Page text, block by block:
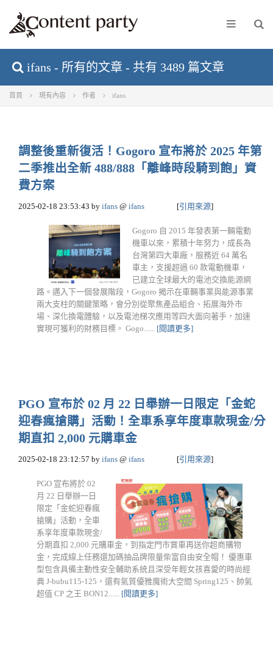
ifans - 所有的文章 - 共有 3489 篇文章
首頁 現有內容 作者 ifans
調整後重新復活！Gogoro 宣布將於 2025 年第
二季推出全新 488/888「離峰時段騎到飽」資
費方案
2025-02-18 23:53:43 by ifans @ ifans [引用來源]
Gogoro 自 2015 年發表第一輛電動
機車以來，累積十年努力，成長為
台灣第四大車廠，服務近 64 萬名
車主，支援超過 60 款電動機車，
已建立全球最大的電池交換能源網
路。邁入下一個發展階段，Gogoro 揭示在車輛事業與能源事業
兩大支柱的關鍵策略，會分別從聚焦產品組合、拓展海外市
場、深化換電體驗，以及電池梯次應用等四大面向著手，加速
實現可獲利的財務目標。 Gogo...... [閱讀更多]
PGO 宣布於 02 月 22 日舉辦一日限定「金蛇
迎春瘋搶購」活動！全車系享年度車款現金/分
期直扣 2,000 元購車金
2025-02-18 23:12:57 by ifans @ ifans [引用來源]
PGO 宣布將於 02
月 22 日舉辦一日
限定「金蛇迎春瘋
搶購」活動，全車
系享年度車款現金/
分期直扣 2,000 元購車金，到指定門市賞車再送你超商購物
金，完成線上任務還加碼抽品牌限量柴富自由安全帽！ 優惠車
型包含具備主動性安全輔助系統且深受年輕女孩喜愛的時尚經
典 J-bubu115-125，還有氣質優雅魔術大空間 Spring125、帥氣
超值 CP 之王 BON12...... [閱讀更多]